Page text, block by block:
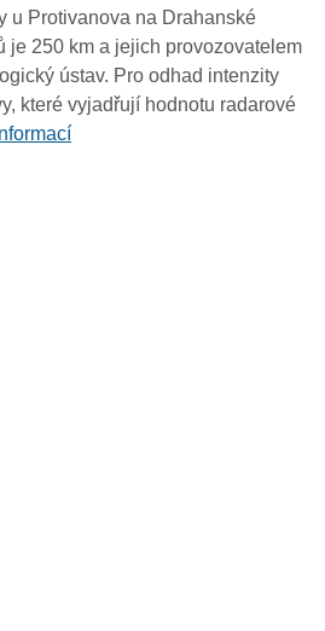
u Protivanova na Drahanské
je 250 km a jejich provozovatelem
ústav. Pro odhad intenzity
které vyjadřují hodnotu radarové